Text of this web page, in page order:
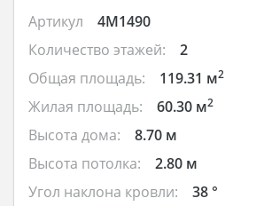
Артикул
4M1490
Количество этажей:
2
Общая площадь:
119.31 м2
Жилая площадь: 60.30 м2
Высота дома:
8.70 м
Высота потолка:
2.80 м
Угол наклона кровли:
38 °